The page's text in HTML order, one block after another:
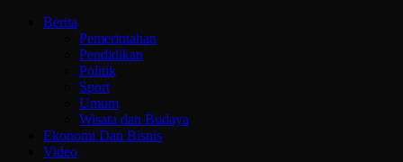
Berita
Pemerintahan
Pendidikan
Politik
Sport
Umum
Wisata dan Budaya
Ekonomi Dan Bisnis
Video